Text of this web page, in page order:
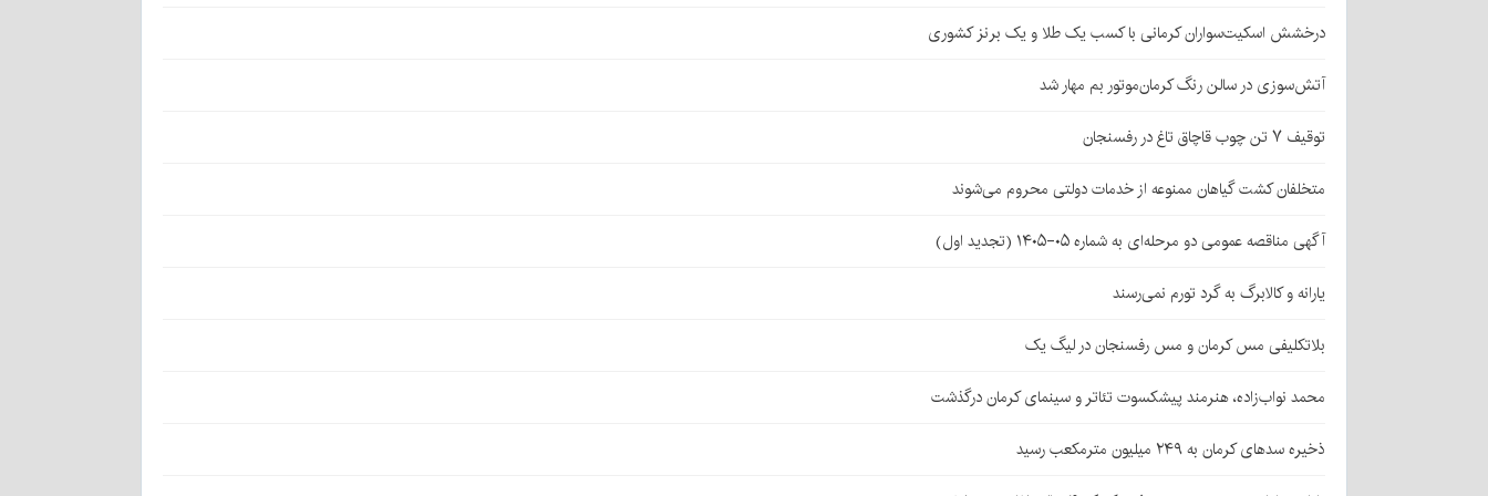
درخشش اسکیت‌سواران کرمانی با کسب یک طلا و یک برنز کشوری
آتش‌سوزی در سالن رنگ کرمان‌موتور بم مهار شد
توقیف ۷ تن چوب قاچاق تاغ در رفسنجان
متخلفان کشت گیاهان ممنوعه از خدمات دولتی محروم می‌شوند
آگهی مناقصه عمومی دو مرحله‌ای به شماره ۰۵-۱۴۰۵ (تجدید اول)
یارانه و کالابرگ به گرد تورم نمی‌رسند
بلاتکلیفی مس کرمان و مس رفسنجان در لیگ یک
محمد نواب‌زاده، هنرمند پیشکسوت تئاتر و سینمای کرمان درگذشت
ذخیره سدهای کرمان به ۲۴۹ میلیون مترمکعب رسید